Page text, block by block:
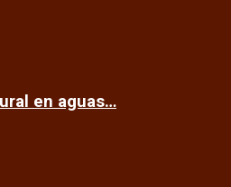
en aguas…